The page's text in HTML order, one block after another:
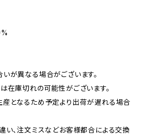
いが異なる場合がございます。
在庫切れの可能性がございます。
産となるため予定より出荷が遅れる場合
い、注文ミスなどお客様都合による交換